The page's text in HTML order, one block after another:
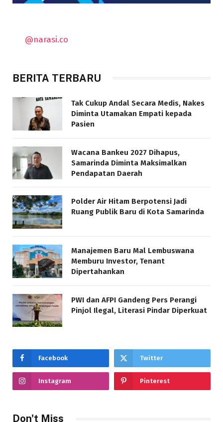
@narasi.co
BERITA TERBARU
Tak Cukup Andal Secara Medis, Nakes
Diminta Utamakan Empati kepada
Pasien
Wacana Bankeu 2027 Dihapus,
Samarinda Diminta Maksimalkan
Pendapatan Daerah
Polder Air Hitam Berpotensi Jadi
Ruang Publik Baru di Kota Samarinda
Manajemen Baru Mal Lembuswana
Memburu Investor, Tenant
Dipertahankan
PWI dan AFPI Gandeng Pers Perangi
Pinjol Ilegal, Literasi Pindar Diperkuat
Facebook Twitter
Instagram Pinterest
Don't Miss